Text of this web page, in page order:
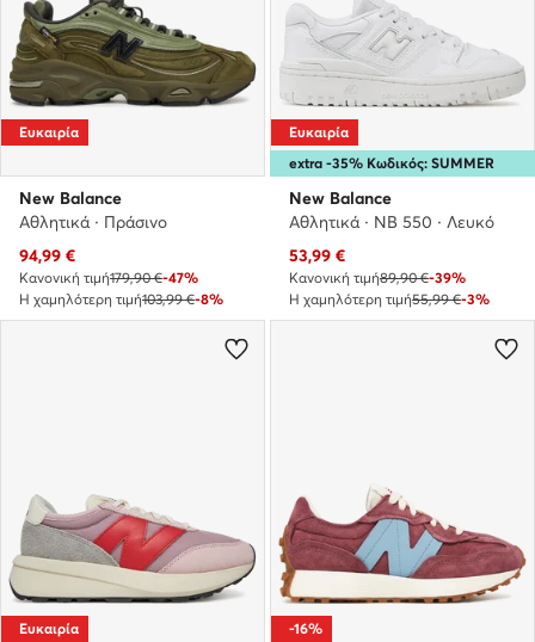
Ευκαιρία
New Balance
Αθλητικά · Πράσινο
Τρέχουσα τιμή
94,99 €
Κανονική τιμή179,90 €-47%
Η χαμηλότερη τιμή103,99 €-8%
extra -35% Κωδικός: SUMMER
Ευκαιρία
New Balance
Αθλητικά · NB 550 · Λευκό
Τρέχουσα τιμή
53,99 €
Κανονική τιμή89,90 €-39%
Η χαμηλότερη τιμή55,99 €-3%
Ευκαιρία -16%